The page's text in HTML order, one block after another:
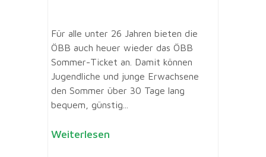
Für alle unter 26 Jahren bieten die
ÖBB auch heuer wieder das ÖBB
Sommer-Ticket an. Damit können
Jugendliche und junge Erwachsene
den Sommer über 30 Tage lang
bequem, günstig...
Weiterlesen